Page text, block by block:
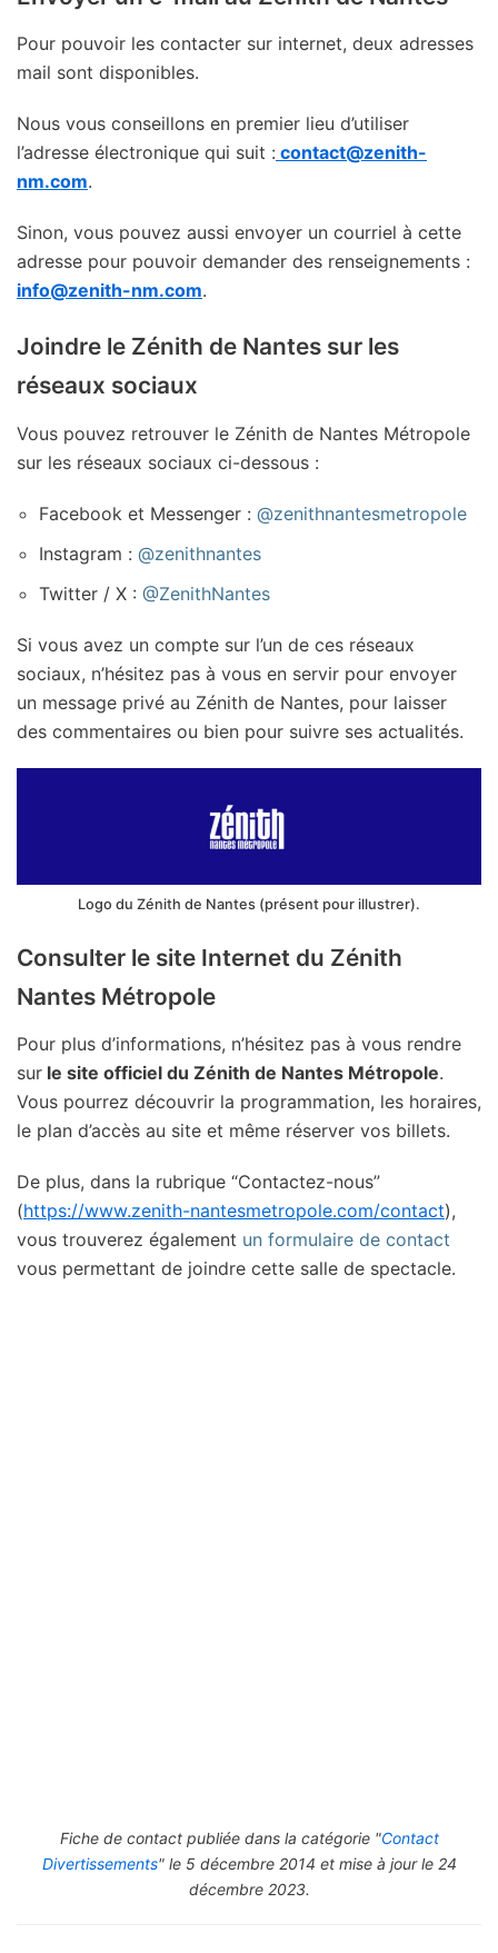
Pour pouvoir les contacter sur internet, deux adresses
mail sont disponibles.
Nous vous conseillons en premier lieu d’utiliser
l’adresse électronique qui suit : contact@zenith-
nm.com.
Sinon, vous pouvez aussi envoyer un courriel à cette
adresse pour pouvoir demander des renseignements :
info@zenith-nm.com.
Joindre le Zénith de Nantes sur les
réseaux sociaux
Vous pouvez retrouver le Zénith de Nantes Métropole
sur les réseaux sociaux ci-dessous :
Facebook et Messenger : @zenithnantesmetropole
Instagram : @zenithnantes
Twitter / X : @ZenithNantes
Si vous avez un compte sur l’un de ces réseaux
sociaux, n’hésitez pas à vous en servir pour envoyer
un message privé au Zénith de Nantes, pour laisser
des commentaires ou bien pour suivre ses actualités.
Logo du Zénith de Nantes (présent pour illustrer).
Consulter le site Internet du Zénith
Nantes Métropole
Pour plus d’informations, n’hésitez pas à vous rendre
sur le site officiel du Zénith de Nantes Métropole.
Vous pourrez découvrir la programmation, les horaires,
le plan d’accès au site et même réserver vos billets.
De plus, dans la rubrique “Contactez-nous”
(https://www.zenith-nantesmetropole.com/contact),
vous trouverez également un formulaire de contact
vous permettant de joindre cette salle de spectacle.
Fiche de contact publiée dans la catégorie "Contact
Divertissements" le 5 décembre 2014 et mise à jour le 24
décembre 2023.